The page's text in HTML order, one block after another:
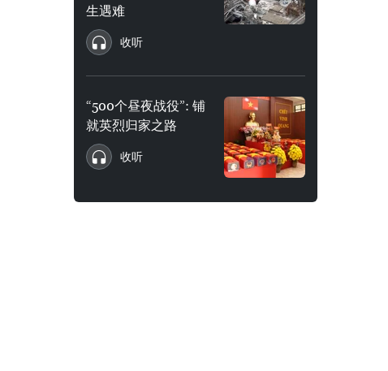
生遇难
收听
“500个昼夜战役”: 铺
就英烈归家之路
收听